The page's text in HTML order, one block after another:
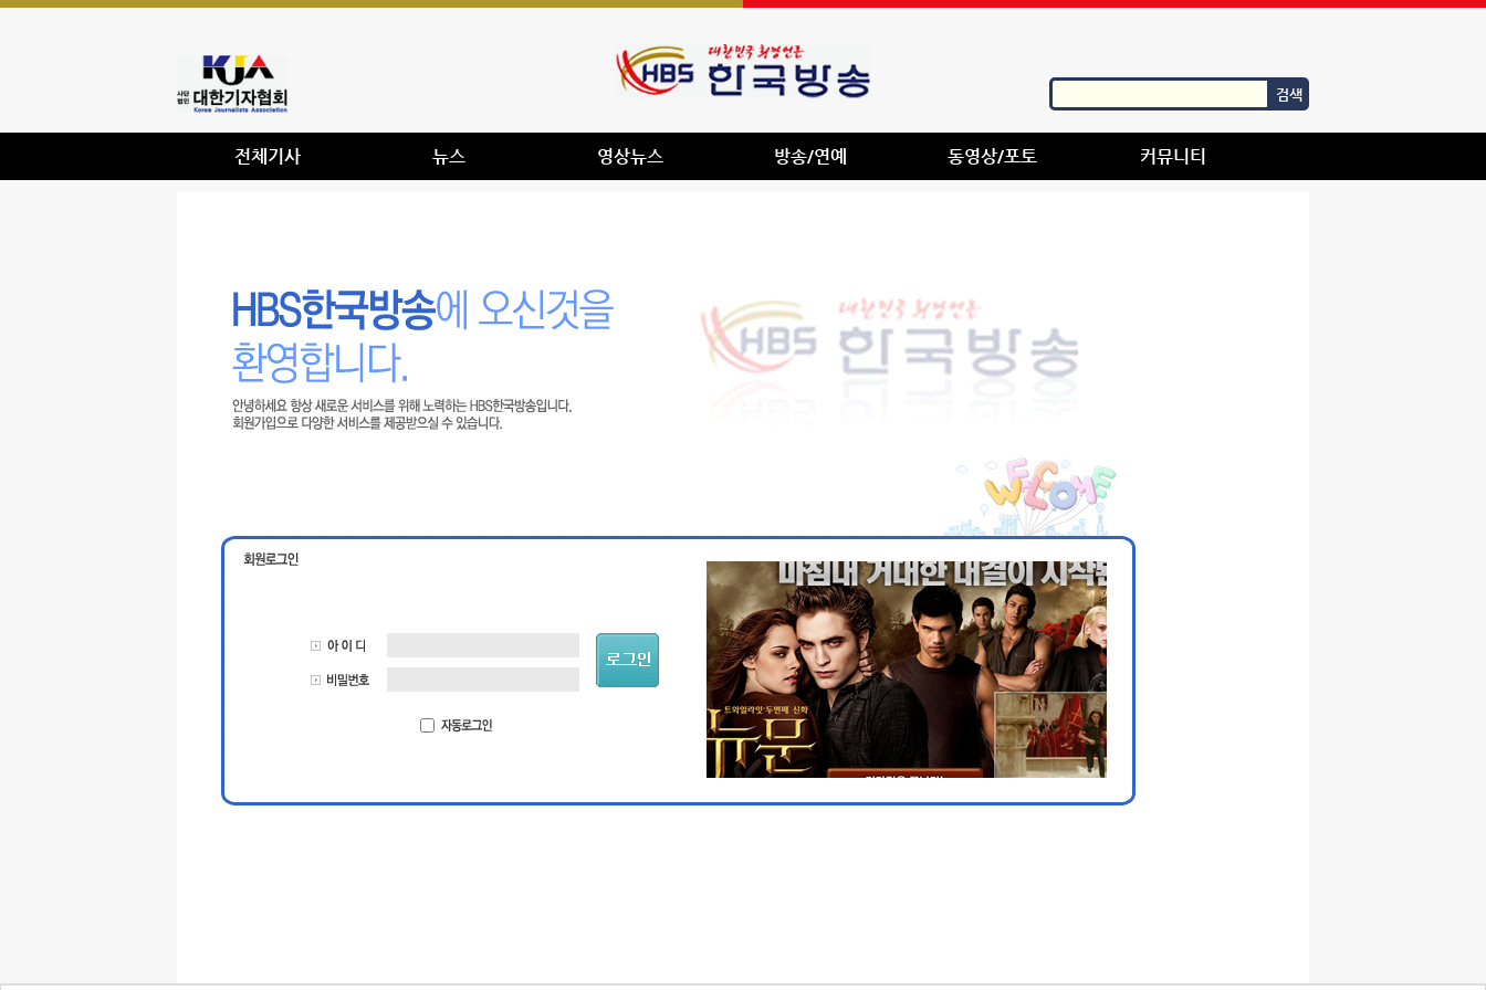
검색
전체기사 뉴스 영상뉴스 방송/연예 동영상/포토 커뮤니티